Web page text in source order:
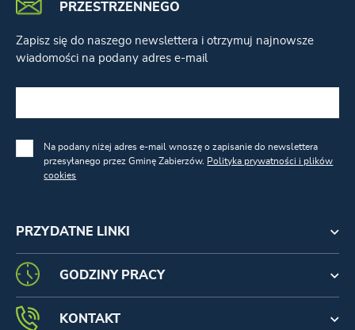
PRZYDATNE LINKI
PRZESTRZENNEGO
Zapisz się do naszego newslettera i otrzymuj najnowsze
wiadomości na podany adres e-mail
Na podany niżej adres e-mail wnoszę o zapisanie do newslettera
przesyłanego przez Gminę Zabierzów. Polityka prywatności i plików
cookies
GODZINY PRACY
KONTAKT